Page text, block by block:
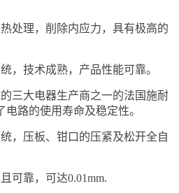
处理，削除内应力，具有极高的
，技术成熟，产品性能可靠。
三大电器生产商之一的法国施耐
路的使用寿命及稳定性。
，压板、钳口的压紧及松开全自
可靠，可达0.01mm.